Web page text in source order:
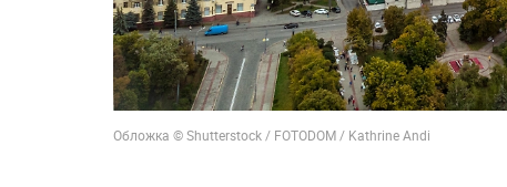
Обложка © Shutterstock / FOTODOM / Kathrine Andi